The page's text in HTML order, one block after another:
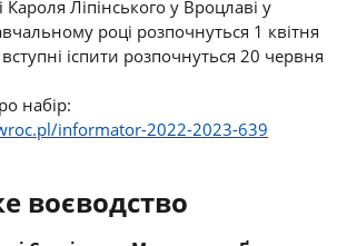
Кароля Ліпінського у Вроцлаві у
році розпочнуться 1 квітня
іспити розпочнуться 20 червня
набір:
informator-2022-2023-639
воєводство